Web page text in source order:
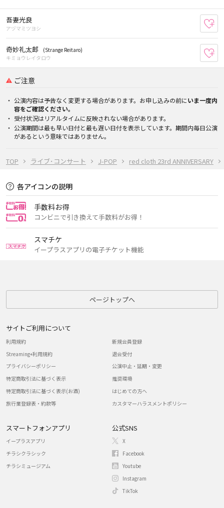
TOP ライブ･コンサート J-POP red cloth 23rd ANNIVERSARY
吾妻光良
アヅマミツヨシ
奇妙礼太郎
(Strange Reitaro)
キミョウレイタロウ
ご注意
公演内容は予告なく変更する場合があります。お申し込みの前にいま一度内
容をご確認ください。
受付状況はリアルタイムに反映されない場合があります。
公演期間は最も早い日付と最も遅い日付を表示しています。期間内毎日公演
があるという意味ではありません。
各アイコンの説明
手数料お得
コンビニで引き換えて手数料がお得！
スマチケ
イープラスアプリの電子チケット機能
ページトップへ
サイトご利用について
利用規約
Streaming+利用規約
プライバシーポリシー
特定商取引法に基づく表示
特定商取引法に基づく表示(お酒)
旅行業登録表・約款等
新規会員登録
退会受付
公演中止・延期・変更
推奨環境
はじめての方へ
カスタマーハラスメントポリシー
スマートフォンアプリ
イープラスアプリ
チラシクラシック
チラシミュージアム
公式SNS
X
Facebook
Youtube
Instagram
TikTok